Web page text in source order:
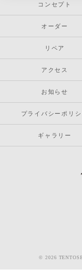
コンセプト
オーダー
リペア
アクセス
お知らせ
プライバシーポリ
ギャラリー
© 2026